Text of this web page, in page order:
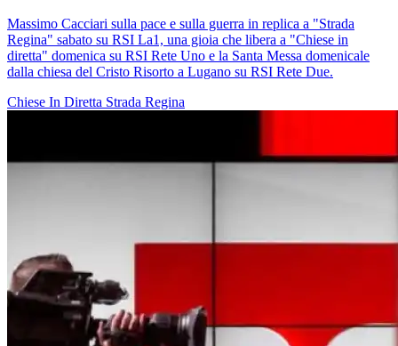
Massimo Cacciari sulla pace e sulla guerra in replica a "Strada
Regina" sabato su RSI La1, una gioia che libera a "Chiese in
diretta" domenica su RSI Rete Uno e la Santa Messa domenicale
dalla chiesa del Cristo Risorto a Lugano su RSI Rete Due.
Chiese In Diretta Strada Regina